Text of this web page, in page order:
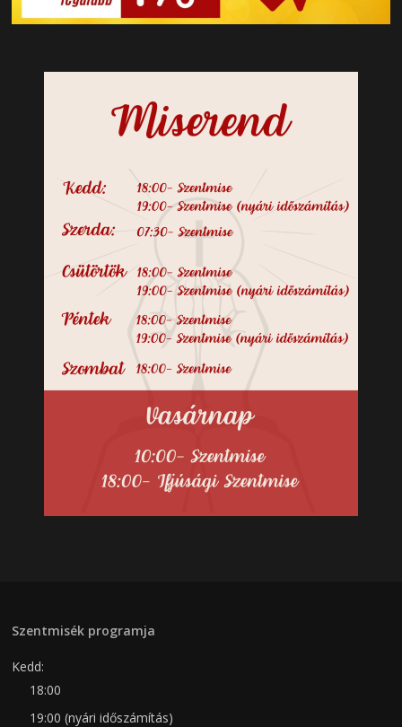
Szentmisék programja
Kedd:
18:00
19:00 (nyári időszámítás)